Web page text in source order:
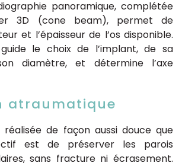
panoramique, complétée
3D (cone beam), permet de
et l’épaisseur de l’os disponible.
le choix de l’implant, de sa
diamètre, et détermine l’axe
atraumatique
réalisée de façon aussi douce que
est de préserver les parois
sans fracture ni écrasement.